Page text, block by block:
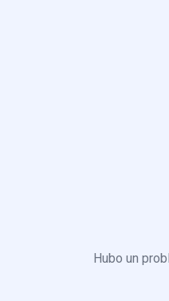
Hubo un